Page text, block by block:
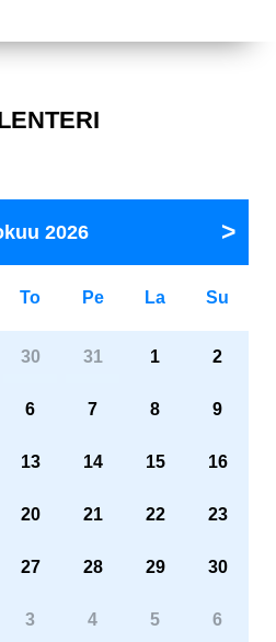
2026
To Pe La Su
30 31 1 2
6 7 8 9
13 14 15 16
20 21 22 23
27 28 29 30
3 4 5 6